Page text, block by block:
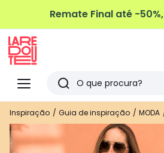
Remate Final até -50%,
Menu
Redoute
Pesquisar
Últimos
artigos
vistos
Inspiração Guia de inspiração MODA